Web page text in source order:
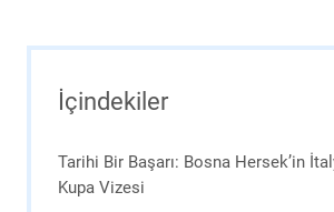
İçindekiler
Tarihi Bir Başarı: Bosna Hersek’in
Kupa Vizesi